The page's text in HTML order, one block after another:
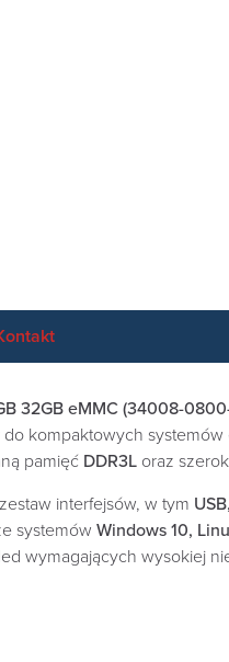
32GB eMMC (34008-
kompaktowych systemów
pamięć DDR3L oraz
interfejsów, w tym
systemów Windows 10,
wymagających wysokiej